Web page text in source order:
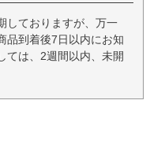
しておりますが、万一
品到着後7日以内にお知
ては、2週間以内、未開